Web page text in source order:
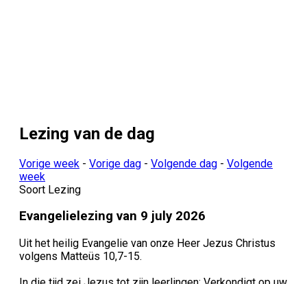
Lezing van de dag
Vorige week - Vorige dag - Volgende dag - Volgende
week
Soort Lezing
Evangelielezing van 9 july 2026
Uit het heilig Evangelie van onze Heer Jezus Christus
volgens Matteüs 10,7-15.